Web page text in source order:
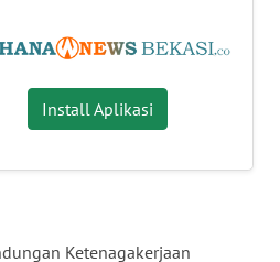
Install Aplikasi
Ketenagakerjaan